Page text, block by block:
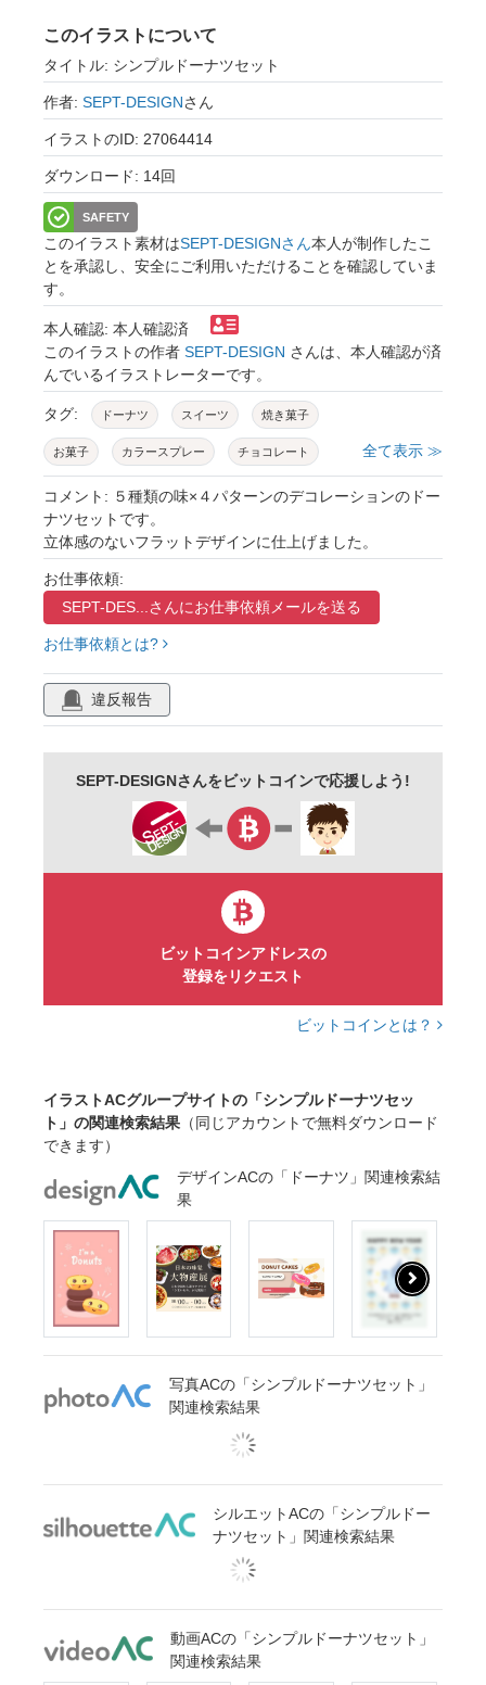
このイラストについて
タイトル: シンプルドーナツセット
作者: SEPT-DESIGNさん
イラストのID: 27064414
ダウンロード: 14回
SAFETY
このイラスト素材はSEPT-DESIGNさん本人が制作したこ
とを承認し、安全にご利用いただけることを確認していま
す。
本人確認: 本人確認済
このイラストの作者 SEPT-DESIGN さんは、本人確認が済
んでいるイラストレーターです。
タグ: ドーナツ スイーツ 焼き菓子
お菓子 カラースプレー チョコレート
ストロベリー ホワイトチョコレート 抹茶
チョコスプレー
チョコペン ポップ セット アイコン
おやつ こども フラットデザイン
シンプル 食べ物
全て表示 ≫
コメント: ５種類の味×４パターンのデコレーションのドー
ナツセットです。
立体感のないフラットデザインに仕上げました。
お仕事依頼:
SEPT-DES...さんにお仕事依頼メールを送る
お仕事依頼とは?
違反報告
SEPT-DESIGNさんをビットコインで応援しよう!
ビットコインアドレスの
登録をリクエスト
ビットコインとは？
イラストACグループサイトの「シンプルドーナツセッ
ト」の関連検索結果 （同じアカウントで無料ダウンロード
できます）
デザインACの「ドーナツ」関連検索結
果
写真ACの「シンプルドーナツセット」
関連検索結果
シルエットACの「シンプルドー
ナツセット」関連検索結果
動画ACの「シンプルドーナツセット」
関連検索結果